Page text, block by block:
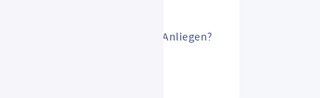
ändern? Oder ein anderes Anliegen?